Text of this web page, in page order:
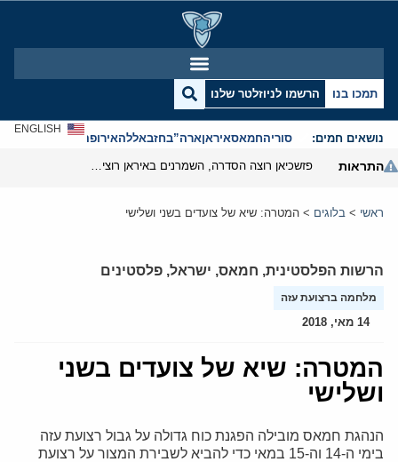
תמכו בנו הרשמו לניוזלטר שלנו
נושאים חמים: סוריהחמאסאיראןארה”בחזבאללהאירופהאנטישמיות
ENGLISH
התראות
ראשי > בלוגים > המטרה: שיא של צועדים בשני ושלישי
הרשות הפלסטינית, חמאס, ישראל, פלסטינים
מלחמה ברצועת עזה
14 מאי, 2018
המטרה: שיא של צועדים בשני
ושלישי
הנהגת חמאס מובילה הפגנת כוח גדולה על גבול רצועת עזה
בימי ה-14 וה-15 במאי כדי להביא לשבירת המצור על רצועת